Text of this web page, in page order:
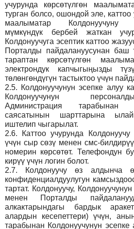
учурунда көрсөтүлгөн
турган болсо, ошондой эле, каттоо
маалыматар Колдонуучуну
мүмкүндүк бербей жаткан
Колдонуучуга эсептик каттоо
Порталды пайдалануусунан баш
тараптан көрсөтүлгөн
электрондук капчыгыңызды
төлөнгөндүгүн тастыктоо үчүн
2.5. Колдонуучунун эсепке алуу
Колдонуучунун
Администрация тарабынан
саясатынын шарттарына
иштелип чыгарылат.
2.6.
Каттоо учурунда
үчүн сыр сөзү менен смс-
номерин көрсөтөт. Телефондун
кирүү үчүн логин болот.
2.7.
Колдонуучу өз алдынча
конфиденциалдуулугун
тартат. Колдонуучу,
менен Порталды
алкактарындагы бардык
алардын кесепеттери) үчүн,
тарабынан Колдонуучунун эсепке